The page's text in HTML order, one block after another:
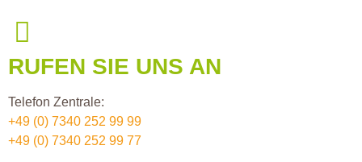
RUFEN SIE UNS AN
Telefon Zentrale:
+49 (0) 7340 252 99 99
+49 (0) 7340 252 99 77